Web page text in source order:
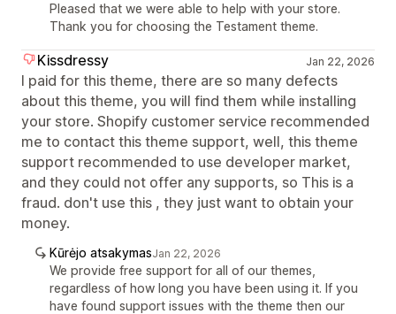
Pleased that we were able to help with your store.
Thank you for choosing the Testament theme.
Kissdressy Jan 22, 2026
I paid for this theme, there are so many defects
about this theme, you will find them while installing
your store. Shopify customer service recommended
me to contact this theme support, well, this theme
support recommended to use developer market,
and they could not offer any supports, so This is a
fraud. don't use this , they just want to obtain your
money.
Kūrėjo atsakymasJan 22, 2026
We provide free support for all of our themes,
regardless of how long you have been using it. If you
have found support issues with the theme then our